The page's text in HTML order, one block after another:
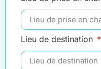
Lieu de destination